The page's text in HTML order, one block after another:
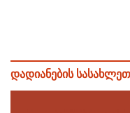
დადიანების